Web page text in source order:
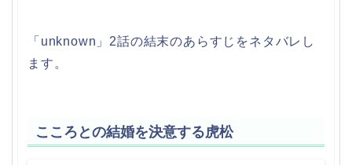
「unknown」2話の結末のあらすじをネタバレし
ます。
こころとの結婚を決意する虎松